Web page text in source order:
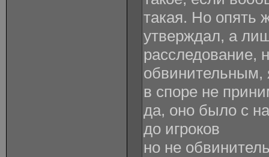
такая. Но опять
утверждал, а
расследование,
обвинительным,
в споре не
да, оно было с
до игроков
но не